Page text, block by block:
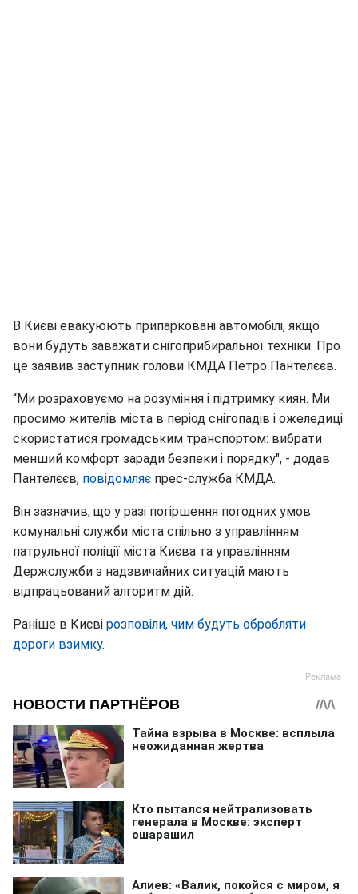
В Києві евакуюють припарковані автомобілі, якщо
вони будуть заважати снігоприбиральної техніки. Про
це заявив заступник голови КМДА Петро Пантелєєв.
“Ми розраховуємо на розуміння і підтримку киян. Ми
просимо жителів міста в період снігопадів і ожеледиці
скористатися громадським транспортом: вибрати
менший комфорт заради безпеки і порядку", - додав
Пантелєєв, повідомляє прес-служба КМДА.
Він зазначив, що у разі погіршення погодних умов
комунальні служби міста спільно з управлінням
патрульної поліції міста Києва та управлінням
Держслужби з надзвичайних ситуацій мають
відпрацьований алгоритм дій.
Раніше в Києві розповіли, чим будуть обробляти
дороги взимку.